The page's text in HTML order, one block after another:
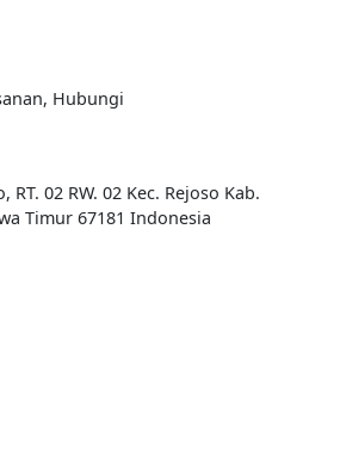
Hubungi
RT. 02 RW. 02 Kec. Rejoso Kab.
Timur 67181 Indonesia